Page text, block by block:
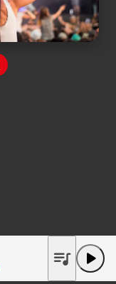
play_arrow
queue_music